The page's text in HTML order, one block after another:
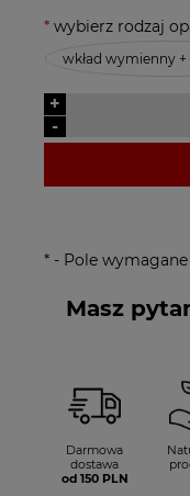
* wybierz rodzaj
wkład wymienny
-
+
* - Pole wymagane
Masz
Darmowa
dostawa
od 150 PLN